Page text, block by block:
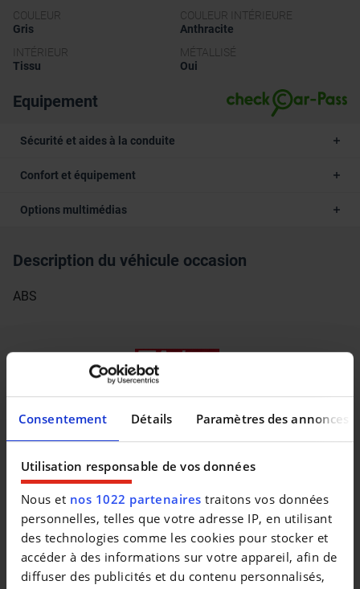
Consentement Détails Paramètres des annonces
Utilisation responsable de vos données
Nous et nos 1022 partenaires traitons vos données
personnelles, telles que votre adresse IP, en utilisant
des technologies comme les cookies pour stocker et
accéder à des informations sur votre appareil, afin de
diffuser des publicités et du contenu personnalisés,
COULEUR
Gris
COULEUR INTÉRIEURE
Anthracite
INTÉRIEUR
Tissu
MÉTALLISÉ
Oui
Equipement
Sécurité et aides à la conduite
Confort et équipement
Options multimédias
Description du véhicule occasion
ABS
Véhicules similaires